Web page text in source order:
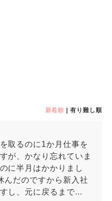
新着順 | 有り難し順
取るのに1か月仕事を
が、かなり忘れていま
に半月はかかりまし
んだのですから新入社
し、元に戻るまで...